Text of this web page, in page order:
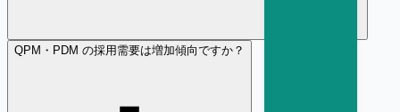
QPM・PDM の採用需要は増加傾向ですか？